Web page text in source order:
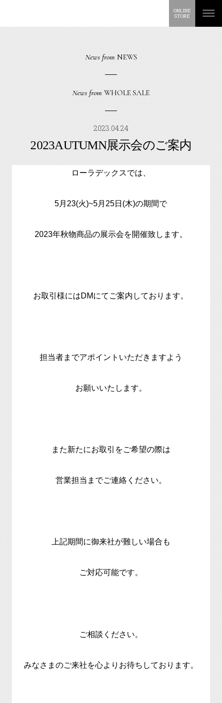
ONLINE
STORE
News from NEWS
News from WHOLE SALE
2023.04.24
2023AUTUMN展示会のご案内
ローラデックスでは、
5月23(火)~5月25日(木)の期間で
2023年秋物商品の展示会を開催致します。
お取引様にはDMにてご案内しております。
担当者までアポイントいただきますよう
お願いいたします。
また新たにお取引をご希望の際は
営業担当までご連絡ください。
上記期間に御来社が難しい場合も
ご対応可能です。
ご相談ください。
みなさまのご来社を心よりお待ちしております。